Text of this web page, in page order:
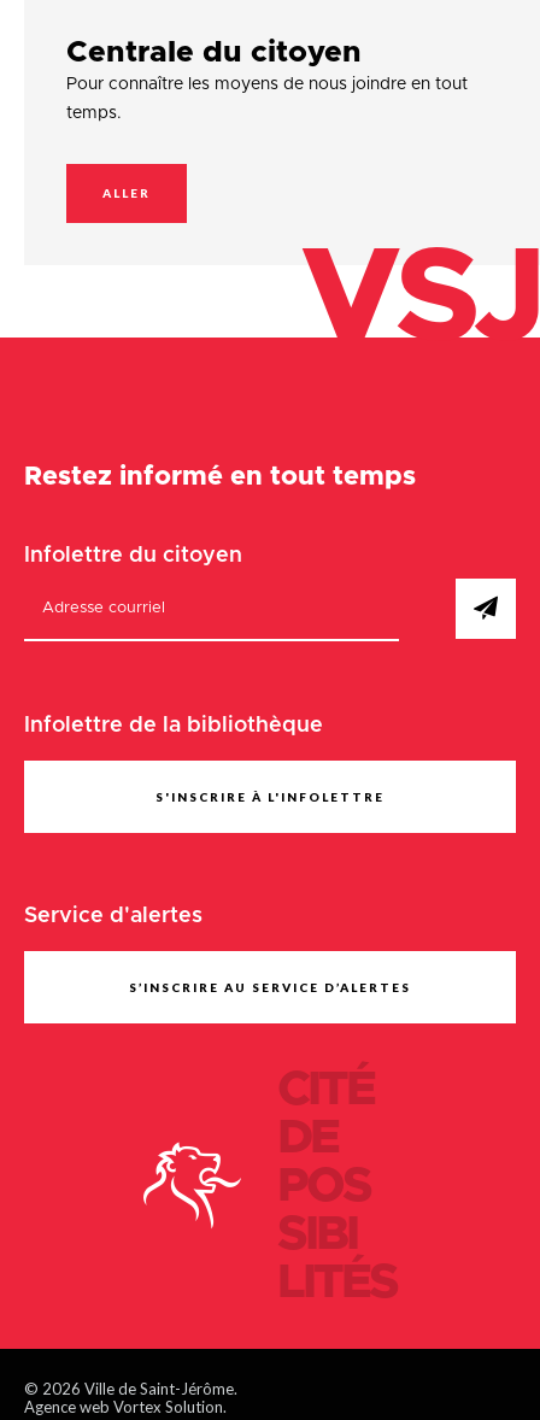
Centrale du citoyen
Pour connaître les moyens de nous joindre en tout
temps.
ALLER
VSJ
CITÉ
DE
POS
SIBI
LITÉS
Restez informé en tout temps
Infolettre du citoyen
Infolettre de la bibliothèque
S'INSCRIRE À L'INFOLETTRE
Service d'alertes
S’INSCRIRE AU SERVICE D’ALERTES
© 2026 Ville de Saint-Jérôme.
Agence web Vortex Solution.